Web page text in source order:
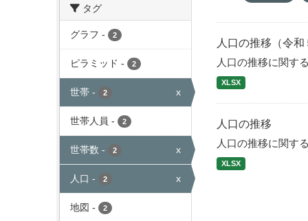
タグ
グラフ - 2
ピラミッド - 2
世帯 - 2 x
世帯人員 - 2
世帯数 - 2 x
人口 - 2 x
地図 - 2
人口の推移（令和
人口の推移に関す
XLSX
人口の推移
人口の推移に関す
XLSX